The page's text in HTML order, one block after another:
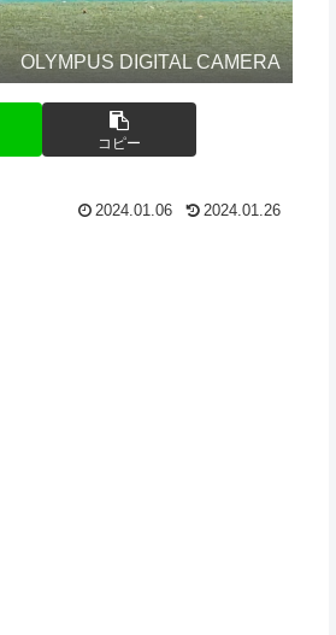
OLYMPUS DIGITAL CAMERA
コピー
2024.01.06 2024.01.26